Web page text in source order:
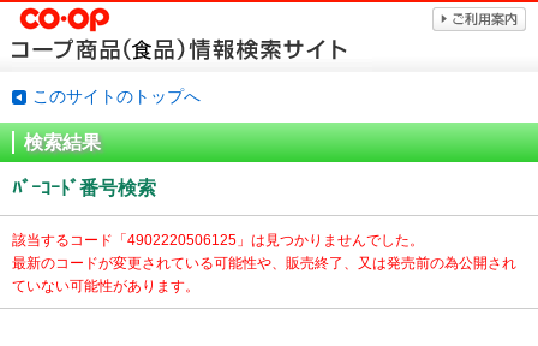
このサイトのトップへ
検索結果
ﾊﾞｰｺｰﾄﾞ番号検索
該当するコード「4902220506125」は見つかりませんでした。
最新のコードが変更されている可能性や、販売終了、又は発売前の為公開され
ていない可能性があります。